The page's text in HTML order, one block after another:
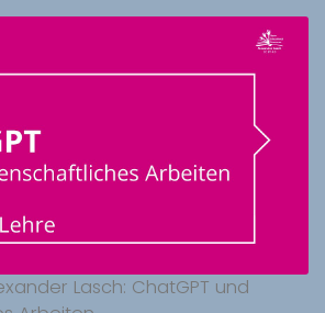
Lasch: ChatGPT und